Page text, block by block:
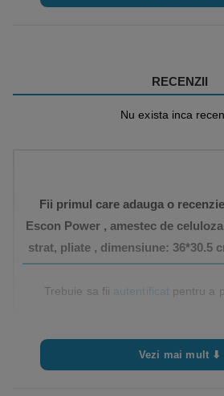
RECENZII
Nu exista inca
Fii primul care adauga o
Escon Power , amestec de
strat, pliate , dimensiune: 36*30.5
Trebuie sa fii autentificat pentru a
Vezi mai mult ⬇